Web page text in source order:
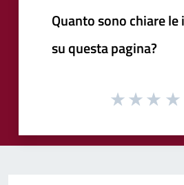
Quanto sono chiare
su questa pagina?